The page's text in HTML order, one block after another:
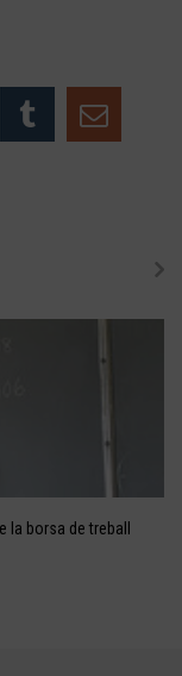
borsa de treball